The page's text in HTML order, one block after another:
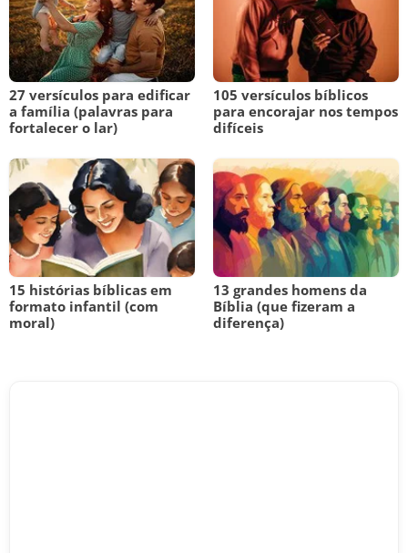
27 versículos para edificar
a família (palavras para
fortalecer o lar)
105 versículos bíblicos
para encorajar nos tempos
difíceis
15 histórias bíblicas em
formato infantil (com
moral)
13 grandes homens da
Bíblia (que fizeram a
diferença)